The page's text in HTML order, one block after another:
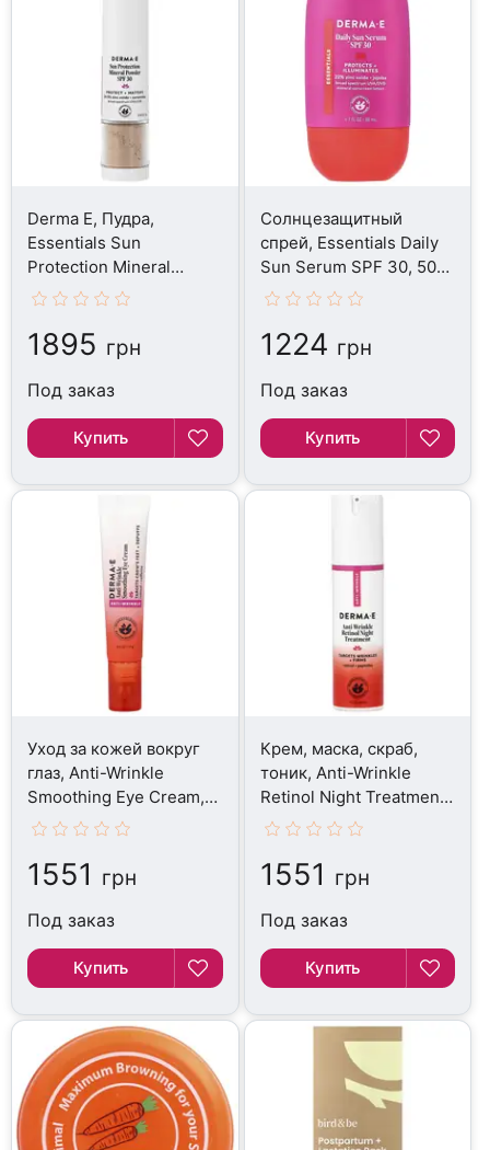
Derma E, Пудра,
Essentials Sun
Protection Mineral
Powder SPF 30, 5 г
1895 грн
Под заказ
Купить
Солнцезащитный
спрей, Essentials Daily
Sun Serum SPF 30, 50
мл
1224 грн
Под заказ
Купить
Уход за кожей вокруг
глаз, Anti-Wrinkle
Smoothing Eye Cream,
14 г
1551 грн
Под заказ
Купить
Крем, маска, скраб,
тоник, Anti-Wrinkle
Retinol Night Treatment,
30 мл
1551 грн
Под заказ
Купить